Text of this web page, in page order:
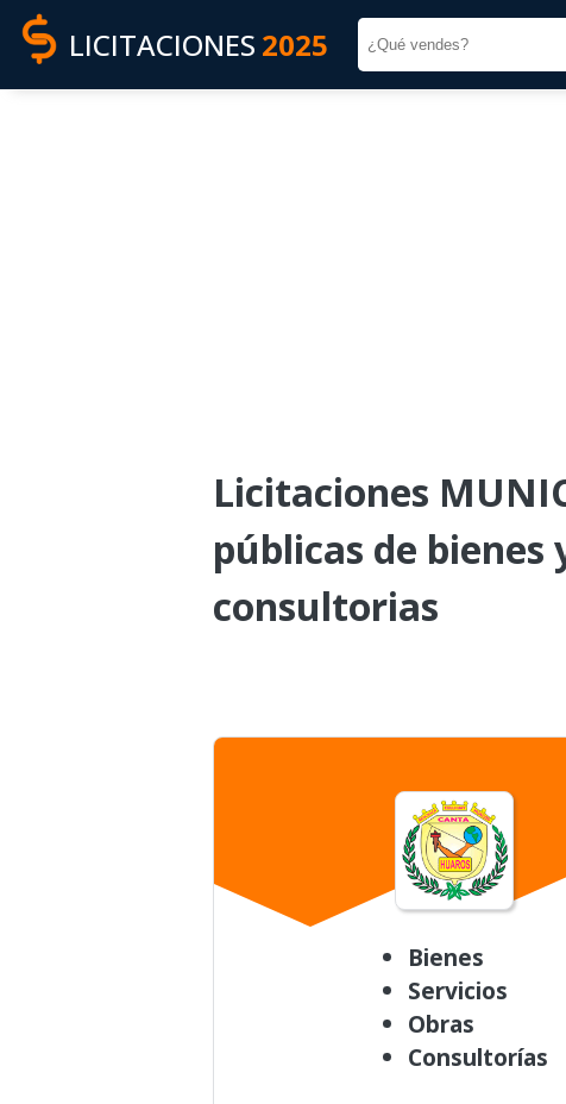
LICITACIONES 2025
Licitaciones
públicas de
consultorias
Bienes
Servicios
Obras
Consultorías